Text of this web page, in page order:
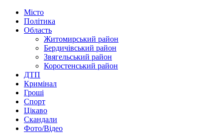
Місто
Політика
Область
Житомирський район
Бердичівський район
Звягельський район
Коростенський район
ДТП
Кримінал
Гроші
Спорт
Цікаво
Скандали
Фото/Відео